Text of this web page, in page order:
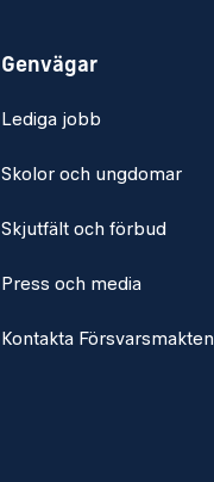
Genvägar
Lediga jobb
Skolor och ungdomar
Skjutfält och förbud
Press och media
Kontakta Försvarsmakten